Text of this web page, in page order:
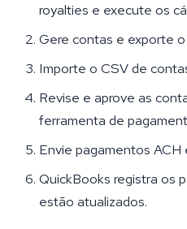
royalties e execute os
Gere contas e exporte o
Importe o CSV de
Revise e aprove as
ferramenta de
Envie pagamentos ACH
QuickBooks registra os
estão atualizados.